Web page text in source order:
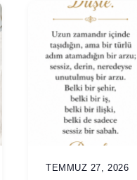
TEMMUZ 27, 2026